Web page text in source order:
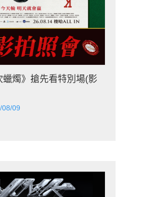
蠟燭》搶先看特別場(影
08/09